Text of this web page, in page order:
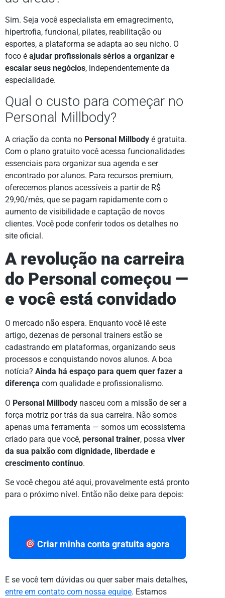
Sim. Seja você especialista em emagrecimento,
hipertrofia, funcional, pilates, reabilitação ou
esportes, a plataforma se adapta ao seu nicho. O
foco é ajudar profissionais sérios a organizar e
escalar seus negócios, independentemente da
especialidade.
Qual o custo para começar no
Personal Millbody?
A criação da conta no Personal Millbody é gratuita.
Com o plano gratuito você acessa funcionalidades
essenciais para organizar sua agenda e ser
encontrado por alunos. Para recursos premium,
oferecemos planos acessíveis a partir de R$
29,90/mês, que se pagam rapidamente com o
aumento de visibilidade e captação de novos
clientes. Você pode conferir todos os detalhes no
site oficial.
A revolução na carreira
do Personal começou —
e você está convidado
O mercado não espera. Enquanto você lê este
artigo, dezenas de personal trainers estão se
cadastrando em plataformas, organizando seus
processos e conquistando novos alunos. A boa
notícia? Ainda há espaço para quem quer fazer a
diferença com qualidade e profissionalismo.
O Personal Millbody nasceu com a missão de ser a
força motriz por trás da sua carreira. Não somos
apenas uma ferramenta — somos um ecossistema
criado para que você, personal trainer, possa viver
da sua paixão com dignidade, liberdade e
crescimento contínuo.
Se você chegou até aqui, provavelmente está pronto
para o próximo nível. Então não deixe para depois:
Criar minha conta gratuita agora
E se você tem dúvidas ou quer saber mais detalhes,
entre em contato com nossa equipe. Estamos